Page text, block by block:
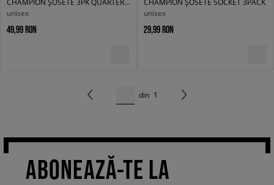
unisex
49,99 RON
unisex
29,99 RON
din 1
ABONEAZĂ-TE LA